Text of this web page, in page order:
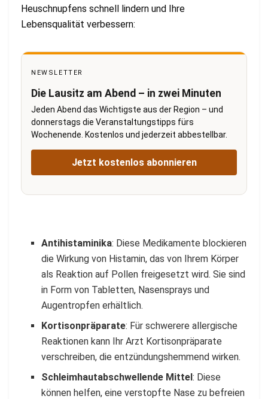
Heuschnupfens schnell lindern und Ihre
Lebensqualität verbessern:
NEWSLETTER
Die Lausitz am Abend – in zwei Minuten
Jeden Abend das Wichtigste aus der Region – und
donnerstags die Veranstaltungstipps fürs
Wochenende. Kostenlos und jederzeit abbestellbar.
Jetzt kostenlos abonnieren
Antihistaminika: Diese Medikamente blockieren
die Wirkung von Histamin, das von Ihrem Körper
als Reaktion auf Pollen freigesetzt wird. Sie sind
in Form von Tabletten, Nasensprays und
Augentropfen erhältlich.
Kortisonpräparate: Für schwerere allergische
Reaktionen kann Ihr Arzt Kortisonpräparate
verschreiben, die entzündungshemmend wirken.
Schleimhautabschwellende Mittel: Diese
können helfen, eine verstopfte Nase zu befreien